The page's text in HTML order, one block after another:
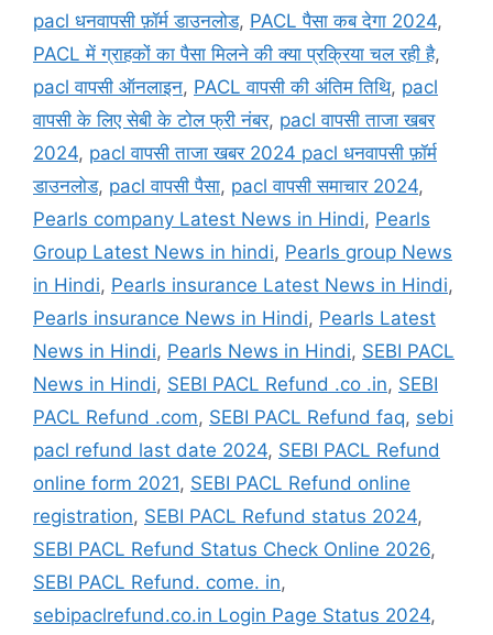
pacl धनवापसी फ़ॉर्म डाउनलोड, PACL पैसा कब देगा 2024,
PACL में ग्राहकों का पैसा मिलने की क्या प्रक्रिया चल रही है,
pacl वापसी ऑनलाइन, PACL वापसी की अंतिम तिथि, pacl
वापसी के लिए सेबी के टोल फ्री नंबर, pacl वापसी ताजा खबर
2024, pacl वापसी ताजा खबर 2024 pacl धनवापसी फ़ॉर्म
डाउनलोड, pacl वापसी पैसा, pacl वापसी समाचार 2024,
Pearls company Latest News in Hindi, Pearls
Group Latest News in hindi, Pearls group News
in Hindi, Pearls insurance Latest News in Hindi,
Pearls insurance News in Hindi, Pearls Latest
News in Hindi, Pearls News in Hindi, SEBI PACL
News in Hindi, SEBI PACL Refund .co .in, SEBI
PACL Refund .com, SEBI PACL Refund faq, sebi
pacl refund last date 2024, SEBI PACL Refund
online form 2021, SEBI PACL Refund online
registration, SEBI PACL Refund status 2024,
SEBI PACL Refund Status Check Online 2026,
SEBI PACL Refund. come. in,
sebipaclrefund.co.in Login Page Status 2024,